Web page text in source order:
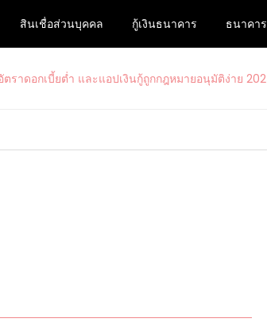
สินเชื่อส่วนบุคคล กู้เงินธนาคาร ธนาคาร